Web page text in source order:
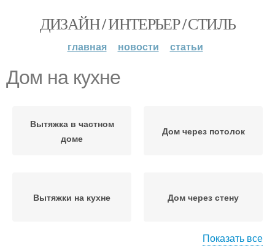
ДИЗАЙН / ИНТЕРЬЕР / СТИЛЬ
главная новости статьи
Дом на кухне
Вытяжка в частном
доме
Дом через потолок
Вытяжки на кухне Дом через стену
Показать все